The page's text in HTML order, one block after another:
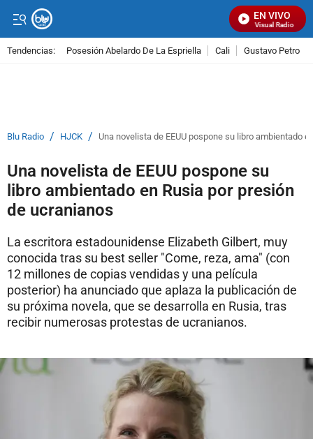
EN VIVO
Señal Visual Radio
Tendencias: Posesión Abelardo De La Espriella Cali Gustavo Petro
Blu Radio / HJCK / Una novelista de EEUU pospone su libro ambientado
Una novelista de EEUU pospone su
libro ambientado en Rusia por presión
de ucranianos
La escritora estadounidense Elizabeth Gilbert, muy
conocida tras su best seller "Come, reza, ama" (con
12 millones de copias vendidas y una película
posterior) ha anunciado que aplaza la publicación de
su próxima novela, que se desarrolla en Rusia, tras
recibir numerosas protestas de ucranianos.